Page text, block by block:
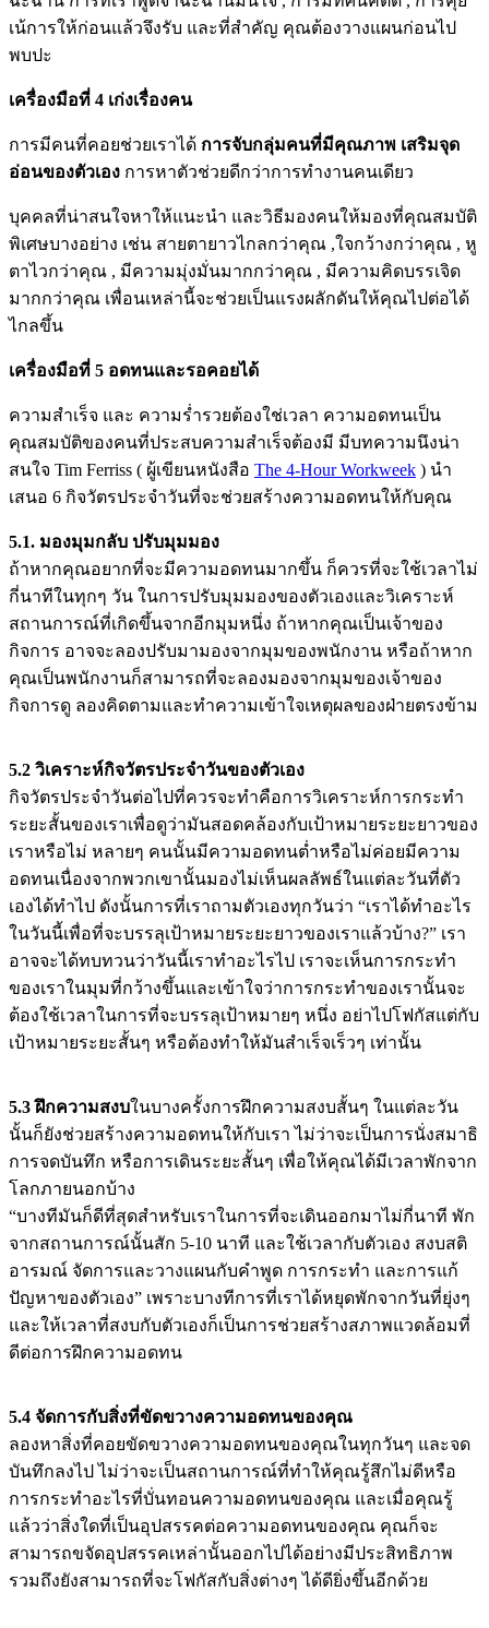
เน้การให้ก่อนแล้วจึงรับ และที่สำคัญ คุณต้องวางแผนก่อนไป
พบปะ
เครื่องมือที่ 4 เก่งเรื่องคน
การมีคนที่คอยช่วยเราได้ การจับกลุ่มคนที่มีคุณภาพ เสริมจุด
อ่อนของตัวเอง การหาตัวช่วยดีกว่าการทำงานคนเดียว
บุคคลที่น่าสนใจหาให้แนะนำ และวิธีมองคนให้มองที่คุณสมบัติ
พิเศษบางอย่าง เช่น สายตายาวไกลกว่าคุณ ,ใจกว้างกว่าคุณ , หู
ตาไวกว่าคุณ , มีความมุ่งมั่นมากกว่าคุณ , มีความคิดบรรเจิด
มากกว่าคุณ เพื่อนเหล่านี้จะช่วยเป็นแรงผลักดันให้คุณไปต่อได้
ไกลขึ้น
เครื่องมือที่ 5 อดทนและรอคอยได้
ความสำเร็จ และ ความร่ำรวยต้องใช่เวลา ความอดทนเป็น
คุณสมบัติของคนที่ประสบความสำเร็จต้องมี มีบทความนึงน่า
สนใจ Tim Ferriss ( ผู้เขียนหนังสือ ‎ The 4-Hour Workweek ) นำ
เสนอ 6 กิจวัตรประจำวันที่จะช่วยสร้างความอดทนให้กับคุณ
5.1. มองมุมกลับ ปรับมุมมอง
ถ้าหากคุณอยากที่จะมีความอดทนมากขึ้น ก็ควรที่จะใช้เวลาไม่
กี่นาทีในทุกๆ วัน ในการปรับมุมมองของตัวเองและวิเคราะห์
สถานการณ์ที่เกิดขึ้นจากอีกมุมหนึ่ง ถ้าหากคุณเป็นเจ้าของ
กิจการ อาจจะลองปรับมามองจากมุมของพนักงาน หรือถ้าหาก
คุณเป็นพนักงานก็สามารถที่จะลองมองจากมุมของเจ้าของ
กิจการดู ลองคิดตามและทำความเข้าใจเหตุผลของฝ่ายตรงข้าม
5.2 วิเคราะห์กิจวัตรประจำวันของตัวเอง
กิจวัตรประจำวันต่อไปที่ควรจะทำคือการวิเคราะห์การกระทำ
ระยะสั้นของเราเพื่อดูว่ามันสอดคล้องกับเป้าหมายระยะยาวของ
เราหรือไม่ หลายๆ คนนั้นมีความอดทนต่ำหรือไม่ค่อยมีความ
อดทนเนื่องจากพวกเขานั้นมองไม่เห็นผลลัพธ์ในแต่ละวันที่ตัว
เองได้ทำไป ดังนั้นการที่เราถามตัวเองทุกวันว่า “เราได้ทำอะไร
ในวันนี้เพื่อที่จะบรรลุเป้าหมายระยะยาวของเราแล้วบ้าง?” เรา
อาจจะได้ทบทวนว่าวันนี้เราทำอะไรไป เราจะเห็นการกระทำ
ของเราในมุมที่กว้างขึ้นและเข้าใจว่าการกระทำของเรานั้นจะ
ต้องใช้เวลาในการที่จะบรรลุเป้าหมายๆ หนึ่ง อย่าไปโฟกัสแต่กับ
เป้าหมายระยะสั้นๆ หรือต้องทำให้มันสำเร็จเร็วๆ เท่านั้น
5.3 ฝึกความสงบในบางครั้งการฝึกความสงบสั้นๆ ในแต่ละวัน
นั้นก็ยังช่วยสร้างความอดทนให้กับเรา ไม่ว่าจะเป็นการนั่งสมาธิ
การจดบันทึก หรือการเดินระยะสั้นๆ เพื่อให้คุณได้มีเวลาพักจาก
โลกภายนอกบ้าง
“บางทีมันก็ดีที่สุดสำหรับเราในการที่จะเดินออกมาไม่กี่นาที พัก
จากสถานการณ์นั้นสัก 5-10 นาที และใช้เวลากับตัวเอง สงบสติ
อารมณ์ จัดการและวางแผนกับคำพูด การกระทำ และการแก้
ปัญหาของตัวเอง” เพราะบางทีการที่เราได้หยุดพักจากวันที่ยุ่งๆ
และให้เวลาที่สงบกับตัวเองก็เป็นการช่วยสร้างสภาพแวดล้อมที่
ดีต่อการฝึกความอดทน
5.4 จัดการกับสิ่งที่ขัดขวางความอดทนของคุณ
ลองหาสิ่งที่คอยขัดขวางความอดทนของคุณในทุกวันๆ และจด
บันทึกลงไป ไม่ว่าจะเป็นสถานการณ์ที่ทำให้คุณรู้สึกไม่ดีหรือ
การกระทำอะไรที่บั่นทอนความอดทนของคุณ และเมื่อคุณรู้
แล้วว่าสิ่งใดที่เป็นอุปสรรคต่อความอดทนของคุณ คุณก็จะ
สามารถขจัดอุปสรรคเหล่านั้นออกไปได้อย่างมีประสิทธิภาพ
รวมถึงยังสามารถที่จะโฟกัสกับสิ่งต่างๆ ได้ดียิ่งขึ้นอีกด้วย